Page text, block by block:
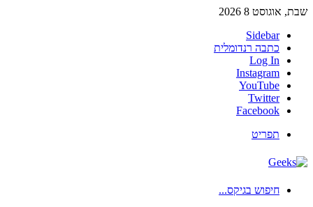
שבת, אוגוסט 8 2026
Sidebar
כתבה רנדומלית
Log In
Instagram
YouTube
Twitter
Facebook
תפריט
חיפוש בגיקס...